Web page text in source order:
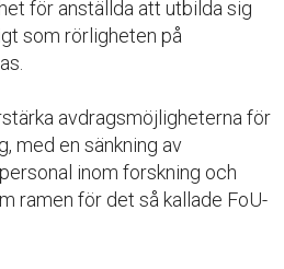
för anställda att utbilda sig
som rörligheten på
avdragsmöjligheterna för
med en sänkning av
inom forskning och
ramen för det så kallade FoU-